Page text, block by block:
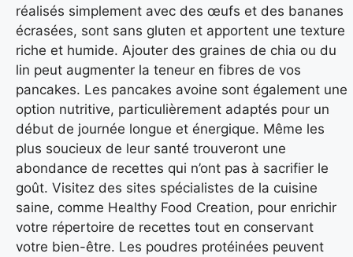
réalisés simplement avec des œufs et des bananes
écrasées, sont sans gluten et apportent une texture
riche et humide. Ajouter des graines de chia ou du
lin peut augmenter la teneur en fibres de vos
pancakes. Les pancakes avoine sont également une
option nutritive, particulièrement adaptés pour un
début de journée longue et énergique. Même les
plus soucieux de leur santé trouveront une
abondance de recettes qui n’ont pas à sacrifier le
goût. Visitez des sites spécialistes de la cuisine
saine, comme Healthy Food Creation, pour enrichir
votre répertoire de recettes tout en conservant
votre bien-être. Les poudres protéinées peuvent